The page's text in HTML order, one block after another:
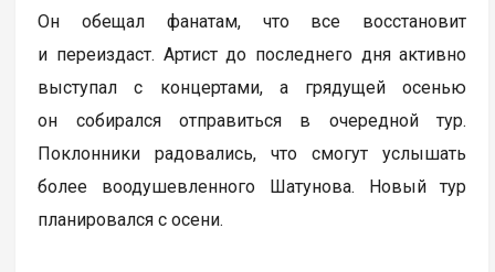
Он обещал фанатам, что все восстановит
и переиздаст. Артист до последнего дня активно
выступал с концертами, а грядущей осенью
он собирался отправиться в очередной тур.
Поклонники радовались, что смогут услышать
более воодушевленного Шатунова. Новый тур
планировался с осени.